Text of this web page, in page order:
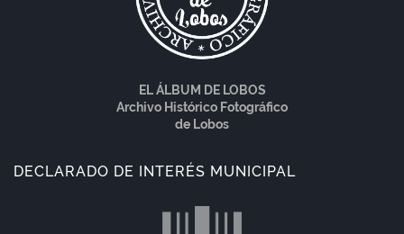
EL ÁLBUM DE LOBOS
Archivo Histórico Fotográfico
de Lobos
DECLARADO DE INTERÉS MUNICIPAL